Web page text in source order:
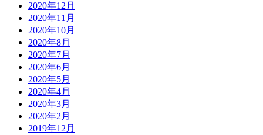
2020年12月
2020年11月
2020年10月
2020年8月
2020年7月
2020年6月
2020年5月
2020年4月
2020年3月
2020年2月
2019年12月